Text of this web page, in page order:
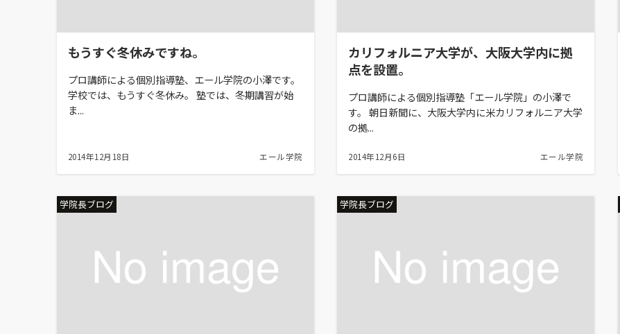
もうすぐ冬休みですね。
プロ講師による個別指導塾、エール学院の小澤です。
学校では、もうすぐ冬休み。 塾では、冬期講習が始
ま...
2014年12月18日 エール学院
カリフォルニア大学が、大阪大学内に拠
点を設置。
プロ講師による個別指導塾「エール学院」の小澤で
す。 朝日新聞に、大阪大学内に米カリフォルニア大学
の拠...
2014年12月6日 エール学院
学院長ブログ 学院長ブログ